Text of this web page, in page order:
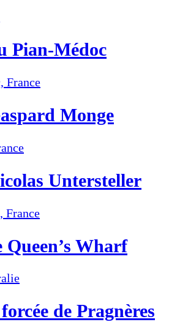
Pian-Médoc
France
Monge
Untersteller
France
Queen’s Wharf
de Pragnères